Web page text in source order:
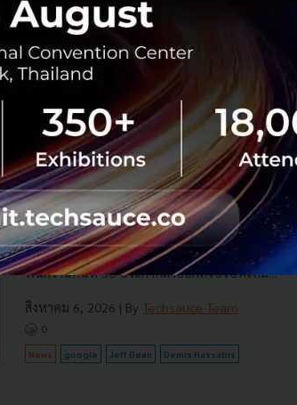
เปิดข้อมูล 42 โครงการ ลงทุนรวม 7.5 แสนล้านบาท
ครอบคลุมประโยชน์ต่อประเทศ พลั...
สิงหาคม 6, 2026 | ByTechsauce Team
News AI BOI Cloud Data Center
Demis Hassabis ขึ้นคุม หัวเรือ AI ของ
แล้ว หลัง Jeff Dean พนักงานระดับตำนานลาอ
ตั้ง Startup ของตัวเอง
สั่นสะเทือนวงการไอที Google ปรับทัพ AI ครั้งใหญ่
Hassabis สละเก้าอี้คุม DeepMind ด้าน Jeff Dean ต
พนักงานคนที่ 30 ประกาศลาออกตั้งบริษัทใหม่...
สิงหาคม 6, 2026 | By Techsauce Team
0
News google Jeff Dean Demis Hassabis